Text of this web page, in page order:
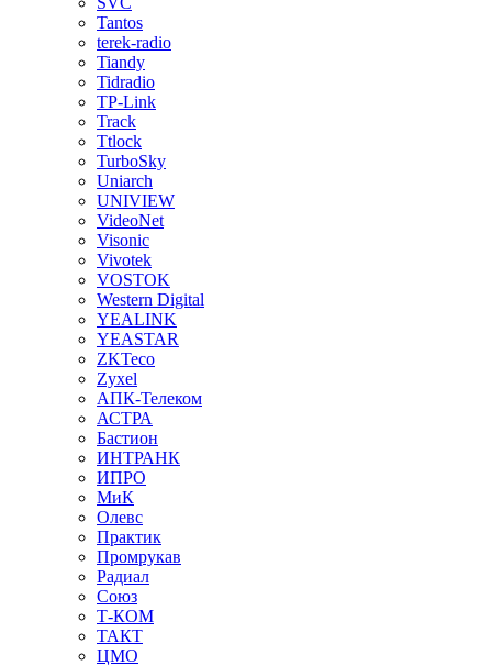
Tantos
terek-radio
Tiandy
Tidradio
TP-Link
Track
Ttlock
TurboSky
Uniarch
UNIVIEW
VideoNet
Visonic
Vivotek
VOSTOK
Western Digital
YEALINK
YEASTAR
ZKTeco
Zyxel
АПК-Телеком
АСТРА
Бастион
ИНТРАНК
ИПРО
МиК
Олевс
Практик
Промрукав
Радиал
Союз
Т-КОМ
ТАКТ
ЦМО